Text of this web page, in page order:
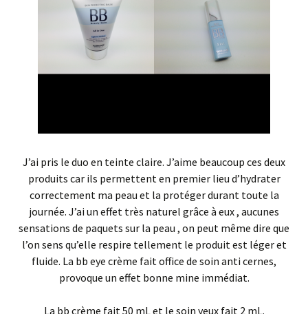
J’ai pris le duo en teinte claire. J’aime beaucoup ces deux
produits car ils permettent en premier lieu d’hydrater
correctement ma peau et la protéger durant toute la
journée. J’ai un effet très naturel grâce à eux , aucunes
sensations de paquets sur la peau , on peut même dire que
l’on sens qu’elle respire tellement le produit est léger et
fluide. La bb eye crème fait office de soin anti cernes,
provoque un effet bonne mine immédiat.
La bb crème fait 50 mL et le soin yeux fait 2 mL.